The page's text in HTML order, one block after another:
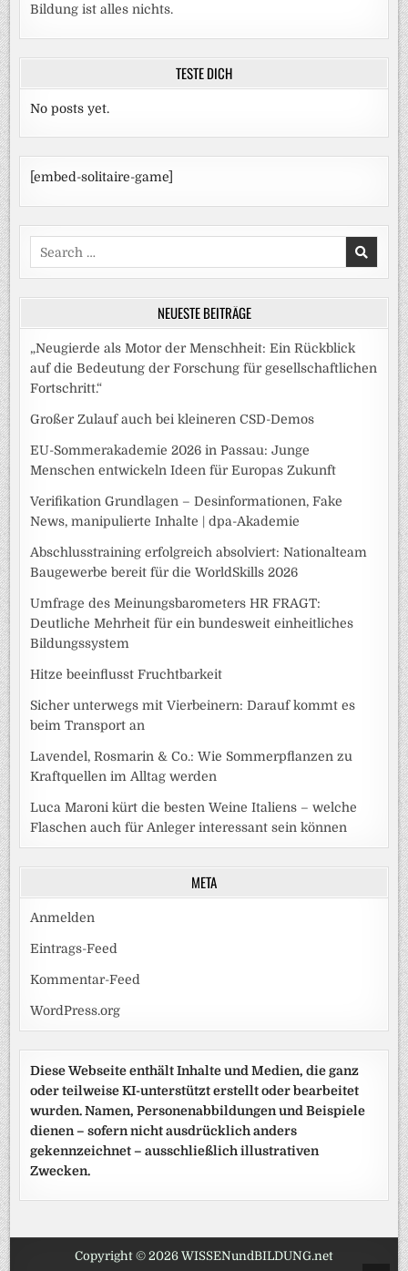
Bildung ist alles nichts.
TESTE DICH
No posts yet.
[embed-solitaire-game]
Search
for:
NEUESTE BEITRÄGE
„Neugierde als Motor der Menschheit: Ein Rückblick
auf die Bedeutung der Forschung für gesellschaftlichen
Fortschritt.“
Großer Zulauf auch bei kleineren CSD-Demos
EU-Sommerakademie 2026 in Passau: Junge
Menschen entwickeln Ideen für Europas Zukunft
Verifikation Grundlagen – Desinformationen, Fake
News, manipulierte Inhalte | dpa-Akademie
Abschlusstraining erfolgreich absolviert: Nationalteam
Baugewerbe bereit für die WorldSkills 2026
Umfrage des Meinungsbarometers HR FRAGT:
Deutliche Mehrheit für ein bundesweit einheitliches
Bildungssystem
Hitze beeinflusst Fruchtbarkeit
Sicher unterwegs mit Vierbeinern: Darauf kommt es
beim Transport an
Lavendel, Rosmarin & Co.: Wie Sommerpflanzen zu
Kraftquellen im Alltag werden
Luca Maroni kürt die besten Weine Italiens – welche
Flaschen auch für Anleger interessant sein können
META
Anmelden
Eintrags-Feed
Kommentar-Feed
WordPress.org
Diese Webseite enthält Inhalte und Medien, die ganz
oder teilweise KI-unterstützt erstellt oder bearbeitet
wurden. Namen, Personenabbildungen und Beispiele
dienen – sofern nicht ausdrücklich anders
gekennzeichnet – ausschließlich illustrativen
Zwecken.
Copyright © 2026 WISSENundBILDUNG.net